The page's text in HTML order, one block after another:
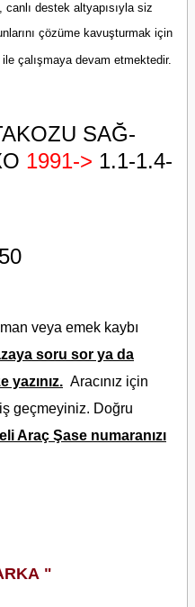
destek altyapısıyla siz
çözüme kavuşturmak için
çalışmaya devam etmektedir.
SAĞ-
1991-> 1.1-1.4-
veya emek kaybı
soru sor ya da
yazınız. Aracınız için
geçmeyiniz. Doğru
Araç Şase numaranızı
"